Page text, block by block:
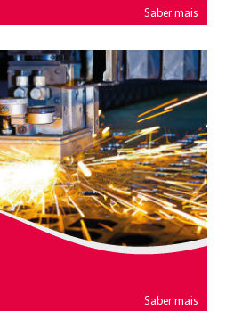
Saber mais
Saber mais